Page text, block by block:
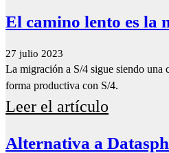
El camino lento es la
27 julio 2023
La migración a S/4 sigue siendo una
forma productiva con S/4.
Leer el artículo
Alternativa a